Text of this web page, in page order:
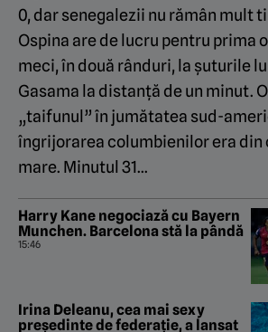
0, dar senegalezii nu rămân mult
Ospina are de lucru pentru prima
meci, în două rânduri, la șuturile
Gasama la distanță de un minut.
„taifunul” în jumătatea sud-
îngrijorarea columbienilor era din
mare. Minutul 31…
Harry Kane negociază cu Bayern
Munchen. Barcelona stă la pândă
15:46
Irina Deleanu, cea mai sexy
președinte de federație, a lansat